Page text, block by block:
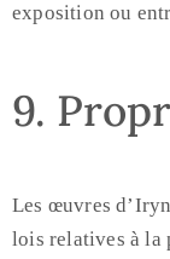
exposition ou
9.
Les œuvres
lois relatives à la